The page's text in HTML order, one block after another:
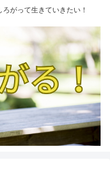
がって生きていきたい！